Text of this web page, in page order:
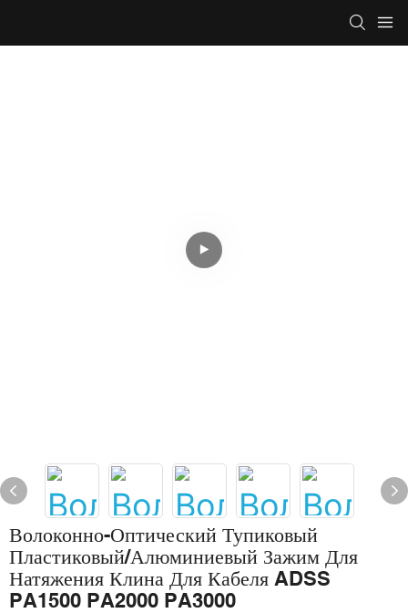
Волоконно-Оптический Тупиковый
Пластиковый/алюминиевый Зажим Для
Натяжения Клина Для Кабеля ADSS
PA1500 PA2000 PA3000